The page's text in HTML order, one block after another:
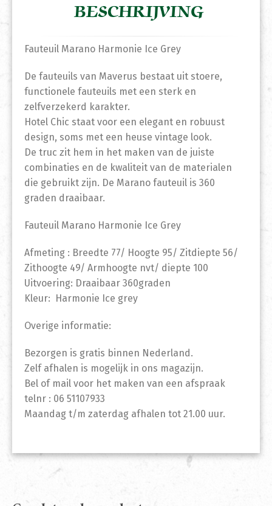
BESCHRIJVING
Fauteuil Marano Harmonie Ice Grey
De fauteuils van Maverus bestaat uit stoere,
functionele fauteuils met een sterk en
zelfverzekerd karakter.
Hotel Chic staat voor een elegant en robuust
design, soms met een heuse vintage look.
De truc zit hem in het maken van de juiste
combinaties en de kwaliteit van de materialen
die gebruikt zijn. De Marano fauteuil is 360
graden draaibaar.
Fauteuil Marano Harmonie Ice Grey
Afmeting : Breedte 77/ Hoogte 95/ Zitdiepte 56/
Zithoogte 49/ Armhoogte nvt/ diepte 100
Uitvoering: Draaibaar 360graden
Kleur: Harmonie Ice grey
Overige informatie:
Bezorgen is gratis binnen Nederland.
Zelf afhalen is mogelijk in ons magazijn.
Bel of mail voor het maken van een afspraak
telnr : 06 51107933
Maandag t/m zaterdag afhalen tot 21.00 uur.